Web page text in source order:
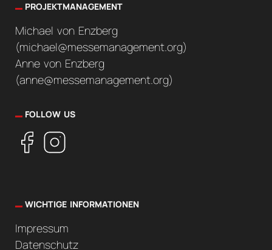
PROJEKTMANAGEMENT
Michael von Enzberg
(michael@messemanagement.org)
Anne von Enzberg
(anne@messemanagement.org)
FOLLOW US
WICHTIGE INFORMATIONEN
Impressum
Datenschutz